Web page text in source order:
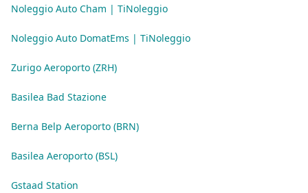
Noleggio Auto Cham | TiNoleggio
Noleggio Auto DomatEms | TiNoleggio
Zurigo Aeroporto (ZRH)
Basilea Bad Stazione
Berna Belp Aeroporto (BRN)
Basilea Aeroporto (BSL)
Gstaad Station